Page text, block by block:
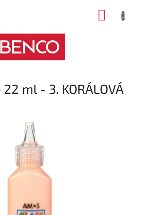
ml - 3. KORÁLOVÁ